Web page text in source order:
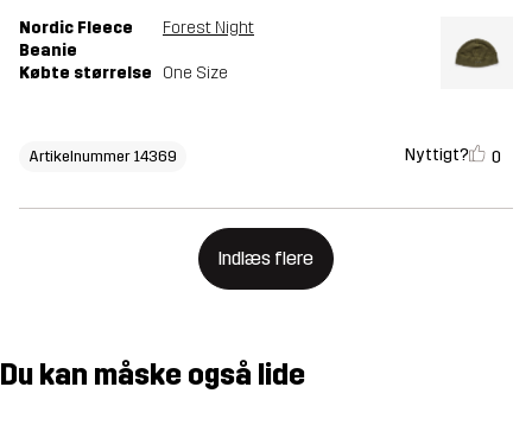
Nordic Fleece
Beanie
Forest Night
Købte størrelse One Size
Artikelnummer 14369 Nyttigt? 0
Indlæs flere
Du kan måske også lide